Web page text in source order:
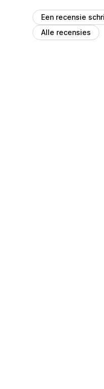
Een recensie
Alle recensies